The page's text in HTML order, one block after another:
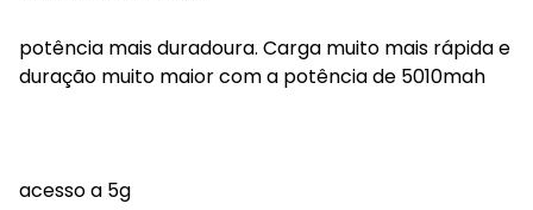
potência mais duradoura. Carga muito mais rápida e
duração muito maior com a potência de 5010mah
acesso a 5g